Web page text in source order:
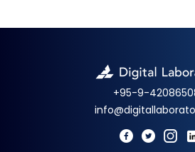
+95-9-